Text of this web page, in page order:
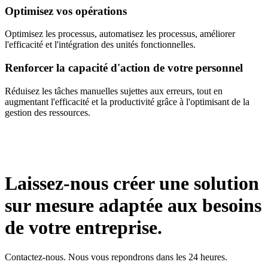
Optimisez vos opérations
Optimisez les processus, automatisez les processus, améliorer
l'efficacité et l'intégration des unités fonctionnelles.
Renforcer la capacité d'action de votre personnel
Réduisez les tâches manuelles sujettes aux erreurs, tout en
augmentant l'efficacité et la productivité grâce à l'optimisant de la
gestion des ressources.
Laissez-nous créer une solution
sur mesure adaptée aux besoins
de votre entreprise.
Contactez-nous. Nous vous repondrons dans les 24 heures.